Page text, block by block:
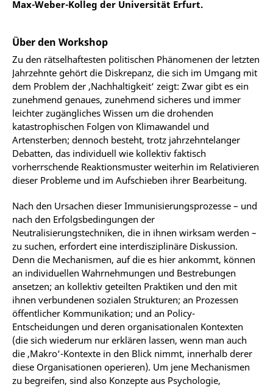
Max-Weber-Kolleg der Universität Erfurt.
Über den Workshop
Zu den rätselhaftesten politischen Phänomenen der letzten
Jahrzehnte gehört die Diskrepanz, die sich im Umgang mit
dem Problem der ‚Nachhaltigkeit‘ zeigt: Zwar gibt es ein
zunehmend genaues, zunehmend sicheres und immer
leichter zugängliches Wissen um die drohenden
katastrophischen Folgen von Klimawandel und
Artensterben; dennoch besteht, trotz jahrzehntelanger
Debatten, das individuell wie kollektiv faktisch
vorherrschende Reaktionsmuster weiterhin im Relativieren
dieser Probleme und im Aufschieben ihrer Bearbeitung.
Nach den Ursachen dieser Immunisierungsprozesse – und
nach den Erfolgsbedingungen der
Neutralisierungstechniken, die in ihnen wirksam werden –
zu suchen, erfordert eine interdisziplinäre Diskussion.
Denn die Mechanismen, auf die es hier ankommt, können
an individuellen Wahrnehmungen und Bestrebungen
ansetzen; an kollektiv geteilten Praktiken und den mit
ihnen verbundenen sozialen Strukturen; an Prozessen
öffentlicher Kommunikation; und an Policy-
Entscheidungen und deren organisationalen Kontexten
(die sich wiederum nur erklären lassen, wenn man auch
die ‚Makro‘-Kontexte in den Blick nimmt, innerhalb derer
diese Organisationen operieren). Um jene Mechanismen
zu begreifen, sind also Konzepte aus Psychologie,